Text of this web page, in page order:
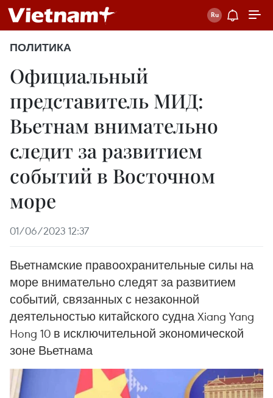
ПОЛИТИКА
Официальный
представитель МИД:
Вьетнам внимательно
следит за развитием
событий в Восточном
море
01/06/2023 12:37
Вьетнамские правоохранительные силы на
море внимательно следят за развитием
событий, связанных с незаконной
деятельностью китайского судна Xiang Yang
Hong 10 в исключительной экономической
зоне Вьетнама